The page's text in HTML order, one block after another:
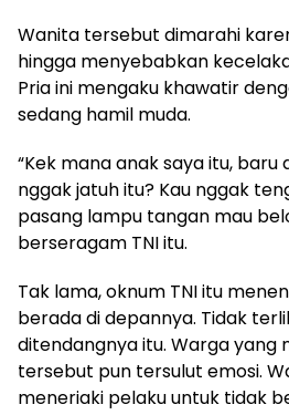
Wanita tersebut dimarahi
hingga menyebabkan
Pria ini mengaku khawatir
sedang hamil muda.
“Kek mana anak saya itu, baru
nggak jatuh itu? Kau nggak
pasang lampu tangan mau
berseragam TNI itu.
Tak lama, oknum TNI itu
berada di depannya. Tidak
ditendangnya itu. Warga yang
tersebut pun tersulut emosi.
meneriaki pelaku untuk tidak